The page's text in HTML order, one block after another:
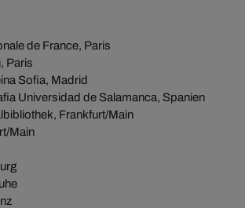
de France, Paris
Paris
Sofia, Madrid
Universidad de Salamanca, Spanien
Frankfurt/Main
Main